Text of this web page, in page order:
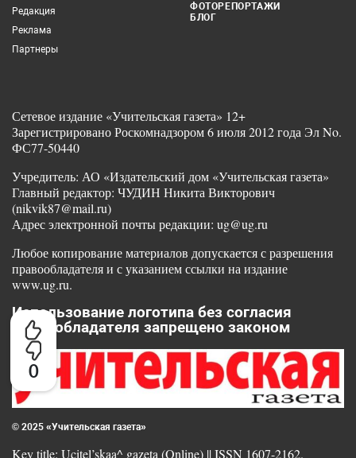
0
Редакция
Реклама
Партнеры
ФОТОРЕПОРТАЖИ
БЛОГ
Сетевое издание «Учительская газета» 12+
Зарегистрировано Роскомнадзором 6 июля 2012 года Эл No.
ФС77-50440
Учредитель: АО «Издательский дом «Учительская газета»
Главный редактор: ЧУДИН Никита Викторович
(nikvik87@mail.ru)
Адрес электронной почты редакции: ug@ug.ru
Любое копирование материалов допускается с разрешения
правообладателя и с указанием ссылки на издание
www.ug.ru.
Использование логотипа без согласия
правообладателя запрещено законом
© 2025 «Учительская газета»
Key title: Ucitel’skaa^ gazeta (Online) || ISSN 1607-2162.